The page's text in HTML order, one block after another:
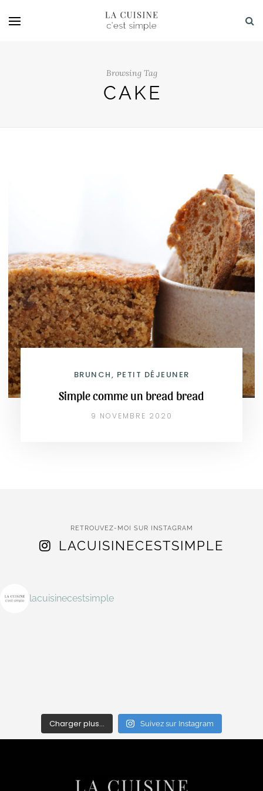
Browsing Tag
CAKE
BRUNCH, PETIT DÉJEUNER
Simple comme un bread bread
9 NOVEMBRE 2020
RETROUVEZ-MOI SUR INSTAGRAM
LACUISINECESTSIMPLE
lacuisinecestsimple
Charger plus… Suivez sur Instagram